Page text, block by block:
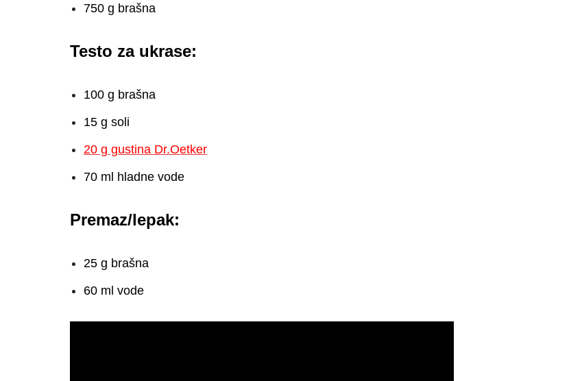
750 g brašna
Testo za ukrase:
100 g brašna
15 g soli
20 g gustina Dr.Oetker
70 ml hladne vode
Premaz/lepak:
25 g brašna
60 ml vode